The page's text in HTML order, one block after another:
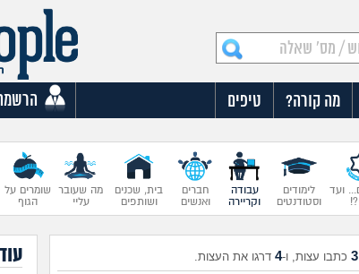
מה קורה? טיפים
ועד
לימודים
וסטודנטים
עבודה
וקריירה
חברים
ואנשים
בית, שכנים
ושותפים
מה שעובר
עליי
שומרים על
הגוף
3 כתבו עצות, ו-4 דרגו את העצות.